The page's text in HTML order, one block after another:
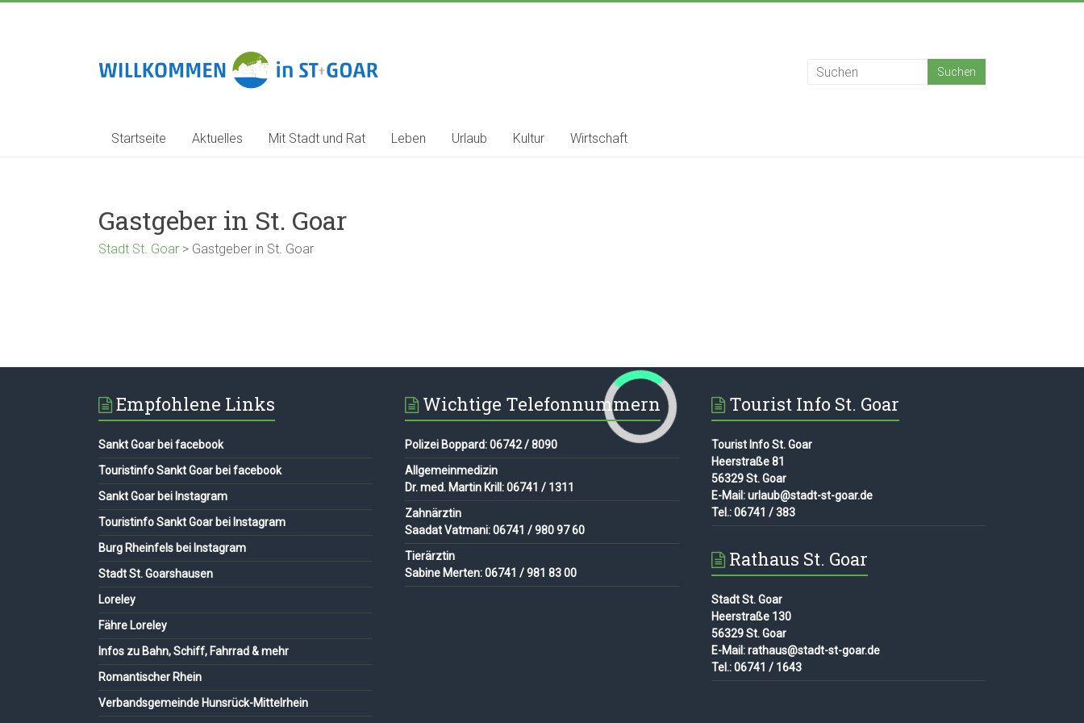
Stadt
Goar
Startseite Aktuelles Mit Stadt und Rat Leben Urlaub Kultur Wirtschaft
Gastgeber in St. Goar
Stadt St. Goar > Gastgeber in St. Goar
Empfohlene Links
Sankt Goar bei facebook
Touristinfo Sankt Goar bei facebook
Sankt Goar bei Instagram
Touristinfo Sankt Goar bei Instagram
Burg Rheinfels bei Instagram
Stadt St. Goarshausen
Loreley
Fähre Loreley
Infos zu Bahn, Schiff, Fahrrad & mehr
Romantischer Rhein
Verbandsgemeinde Hunsrück-Mittelrhein
Wichtige Telefonnummern
Polizei Boppard: 06742 / 8090
Allgemeinmedizin
Dr. med. Martin Krill: 06741 / 1311
Zahnärztin
Saadat Vatmani: 06741 / 980 97 60
Tierärztin
Sabine Merten: 06741 / 981 83 00
Tourist Info St. Goar
Tourist Info St. Goar
Heerstraße 81
56329 St. Goar
E-Mail: urlaub@stadt-st-goar.de
Tel.: 06741 / 383
Rathaus St. Goar
Stadt St. Goar
Heerstraße 130
56329 St. Goar
E-Mail: rathaus@stadt-st-goar.de
Tel.: 06741 / 1643